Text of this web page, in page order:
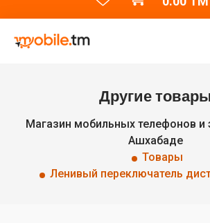
Другие
Магазин мобильных телефонов и
Ашхабаде
Товары
Ленивый переключатель